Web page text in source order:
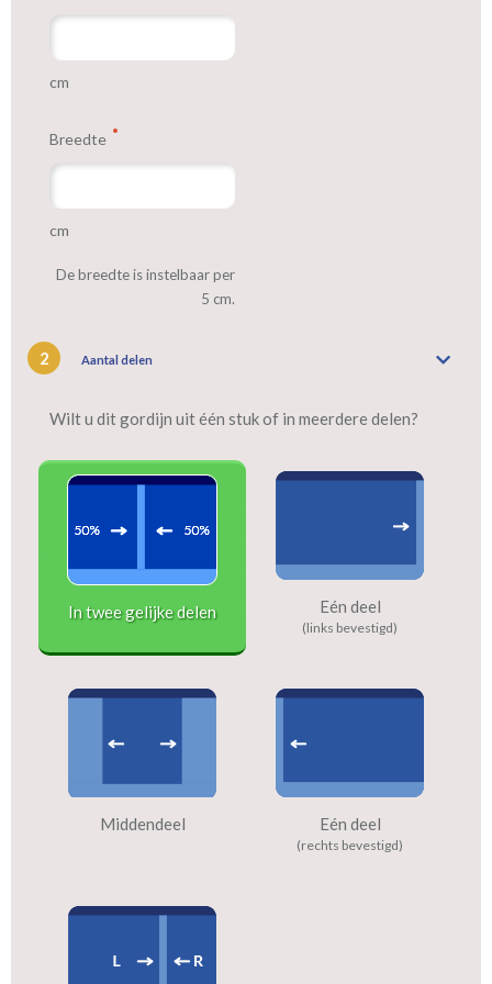
cm
Breedte
cm
De breedte is instelbaar per
5 cm.
2 Aantal delen
Wilt u dit gordijn uit één stuk of in meerdere delen?
In twee gelijke delen Eén deel
(links bevestigd)
Middendeel Eén deel
(rechts bevestigd)